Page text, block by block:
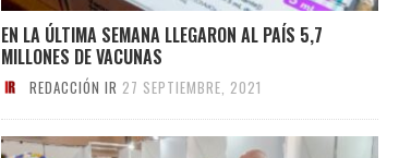
EN LA ÚLTIMA SEMANA LLEGARON AL PAÍS 5,7
MILLONES DE VACUNAS
REDACCIÓN IR 27 SEPTIEMBRE, 2021